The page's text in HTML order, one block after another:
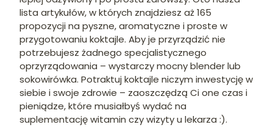
lista artykułów, w których znajdziesz aż 165
propozycji na pyszne, aromatyczne i proste w
przygotowaniu koktajle. Aby je przyrządzić nie
potrzebujesz żadnego specjalistycznego
oprzyrządowania – wystarczy mocny blender lub
sokowirówka. Potraktuj koktajle niczym inwestycję w
siebie i swoje zdrowie – zaoszczędzą Ci one czas i
pieniądze, które musiałbyś wydać na
suplementację witamin czy wizyty u lekarza :).